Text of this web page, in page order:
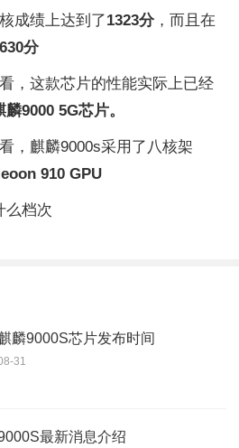
成绩上达到了1323分 ，而且在
分
，这款芯片的性能实际上已经
9000 5G芯片。
，麒麟9000s采用了八核架
910 GPU
么档次
麟9000S芯片发布时间
31
最新消息介绍